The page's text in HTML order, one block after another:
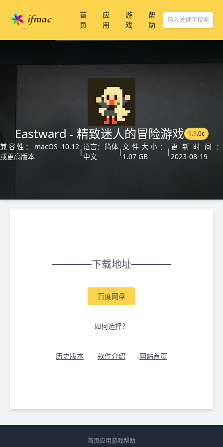
首
页
应
用
游
戏
帮
助
Eastward - 精致迷人的冒险游戏 1.1.0c
兼容性：macOS 10.12
或更高版本
|
语言：简体
中文
|
文件大小：
1.07 GB
|
更新时间：
2023-08-19
下载地址
百度网盘
如何选择？
历史版本 软件介绍 网站首页
首页应用游戏帮助